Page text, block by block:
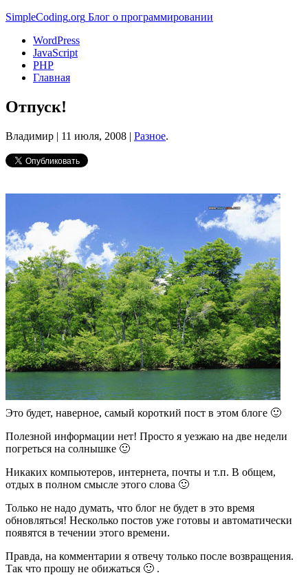
SimpleCoding.org Блог о программировании
WordPress
JavaScript
PHP
Главная
Отпуск!
Владимир | 11 июля, 2008 | Разное.
Это будет, наверное, самый короткий пост в этом блоге 🙂
Полезной информации нет! Просто я уезжаю на две недели
погреться на солнышке 🙂
Никаких компьютеров, интернета, почты и т.п. В общем,
отдых в полном смысле этого слова 🙂
Только не надо думать, что блог не будет в это время
обновляться! Несколько постов уже готовы и автоматически
появятся в течении этого времени.
Правда, на комментарии я отвечу только после возвращения.
Так что прошу не обижаться 🙂 .